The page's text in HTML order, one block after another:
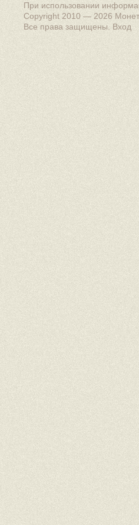
При использовании
Copyright 2010 — 2026
Все права защищены. Вход